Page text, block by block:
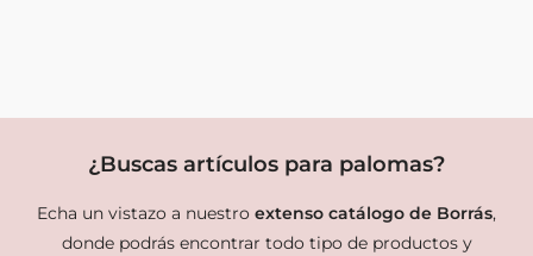
¿Buscas artículos para palomas?
Echa un vistazo a nuestro extenso catálogo de Borrás,
donde podrás encontrar todo tipo de productos y